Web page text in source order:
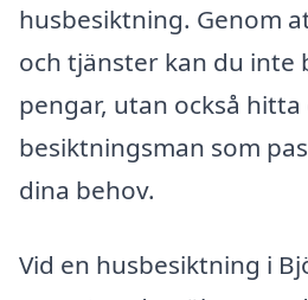
husbesiktning. Genom
och tjänster kan du inte
pengar, utan också hitta
besiktningsman som
dina behov.
Vid en husbesiktning i